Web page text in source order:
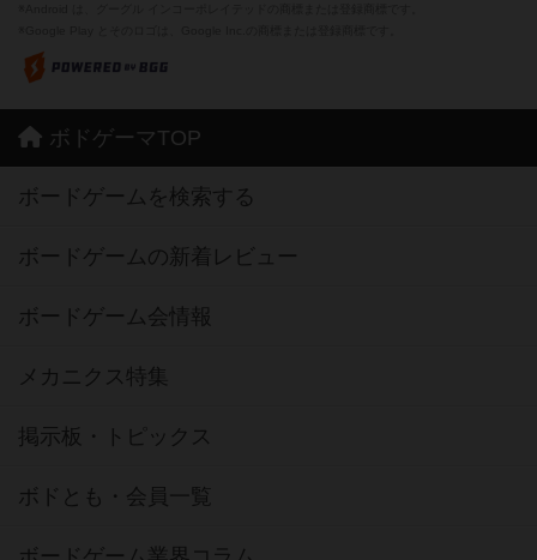
ボドゲーマTOP
ボードゲームを検索する
ボードゲームの新着レビュー
ボードゲーム会情報
メカニクス特集
掲示板・トピックス
ボドとも・会員一覧